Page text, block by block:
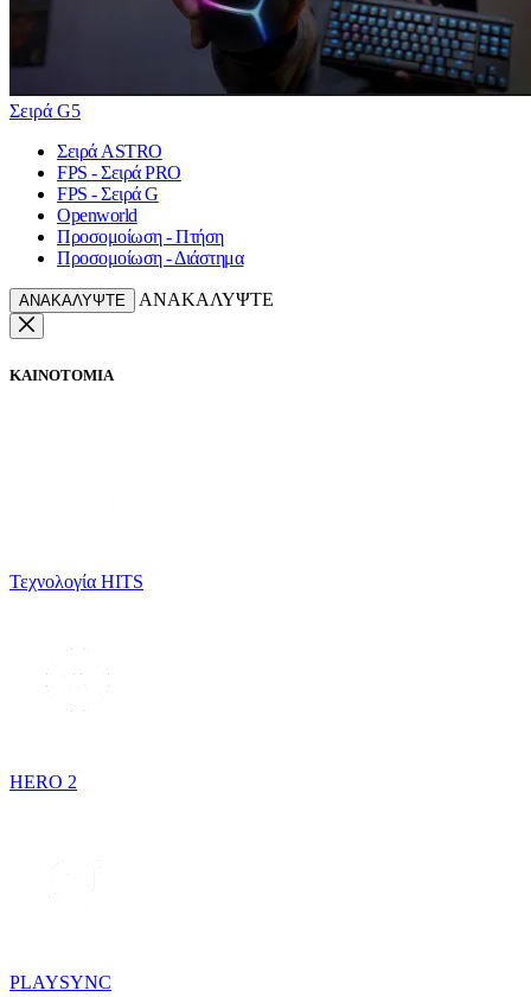
Σειρά G5
Σειρά ASTRO
FPS - Σειρά PRO
FPS - Σειρά G
Openworld
Προσομοίωση - Πτήση
Προσομοίωση - Διάστημα
ΑΝΑΚΑΛΥΨΤΕ ΑΝΑΚΑΛΥΨΤΕ
ΚΑΙΝΟΤΟΜΙΑ
Τεχνολογία HITS
HERO 2
PLAYSYNC